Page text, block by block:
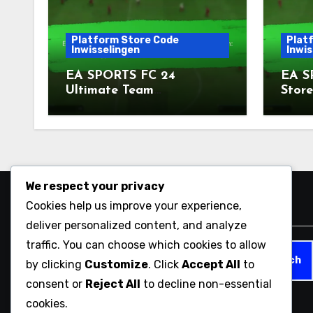
Platform Store Code
Inwisselingen
EA SPORTS FC 24
Ultimate Team
EA
Zoeken
Search
for:
We respect your privacy
Cookies help us improve your experience,
deliver personalized content, and analyze
traffic. You can choose which cookies to allow
by clicking Customize. Click Accept All
to
consent or Reject All
to decline non-essential
cookies.